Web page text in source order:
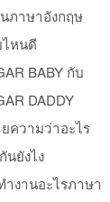
ภาษาอังกฤษ
หนดี
BABY กับ
DADDY
ความว่าอะไร
นยังไง
งานอะไรภาษา